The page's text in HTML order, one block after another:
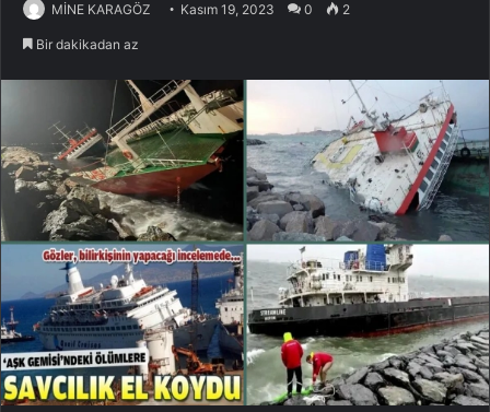
MİNE KARAGÖZ Kasım 19, 2023 0 2
Bir dakikadan az